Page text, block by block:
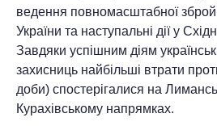
ведення повномасштабної
України та наступальні дії у
Завдяки успішним діям
захисниць найбільші втрати
доби) спостерігалися на
Курахівському напрямках.